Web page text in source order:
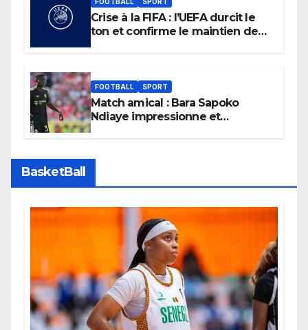
Crise à la FIFA : l’UEFA durcit le
ton et confirme le maintien de
FOOTBALL SPORT
Match amical : Bara Sapoko
Ndiaye impressionne et
BasketBall